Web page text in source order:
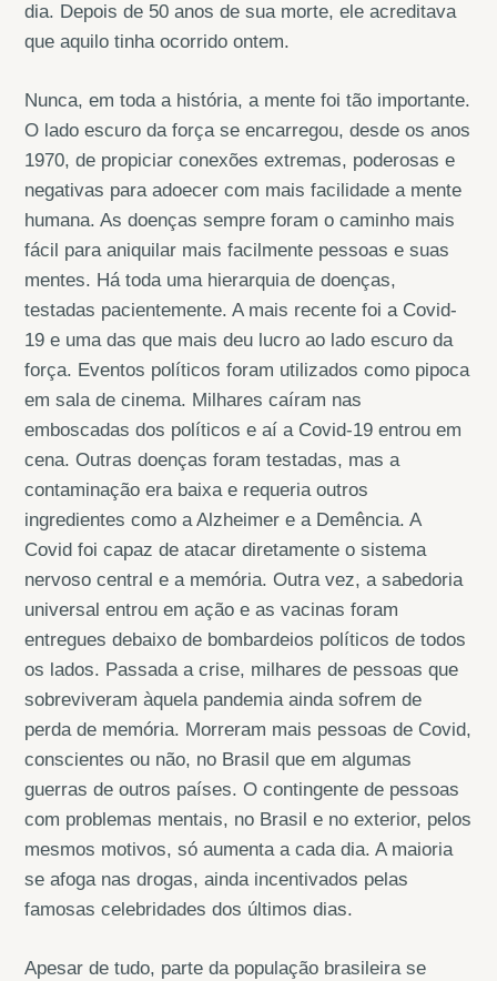
dia. Depois de 50 anos de sua morte, ele acreditava
que aquilo tinha ocorrido ontem.
Nunca, em toda a história, a mente foi tão importante.
O lado escuro da força se encarregou, desde os anos
1970, de propiciar conexões extremas, poderosas e
negativas para adoecer com mais facilidade a mente
humana. As doenças sempre foram o caminho mais
fácil para aniquilar mais facilmente pessoas e suas
mentes. Há toda uma hierarquia de doenças,
testadas pacientemente. A mais recente foi a Covid-
19 e uma das que mais deu lucro ao lado escuro da
força. Eventos políticos foram utilizados como pipoca
em sala de cinema. Milhares caíram nas
emboscadas dos políticos e aí a Covid-19 entrou em
cena. Outras doenças foram testadas, mas a
contaminação era baixa e requeria outros
ingredientes como a Alzheimer e a Demência. A
Covid foi capaz de atacar diretamente o sistema
nervoso central e a memória. Outra vez, a sabedoria
universal entrou em ação e as vacinas foram
entregues debaixo de bombardeios políticos de todos
os lados. Passada a crise, milhares de pessoas que
sobreviveram àquela pandemia ainda sofrem de
perda de memória. Morreram mais pessoas de Covid,
conscientes ou não, no Brasil que em algumas
guerras de outros países. O contingente de pessoas
com problemas mentais, no Brasil e no exterior, pelos
mesmos motivos, só aumenta a cada dia. A maioria
se afoga nas drogas, ainda incentivados pelas
famosas celebridades dos últimos dias.
Apesar de tudo, parte da população brasileira se